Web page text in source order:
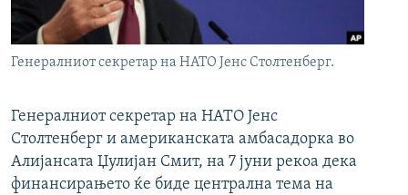
Генералниот секретар на НАТО Јенс Столтенберг.
Генералниот секретар на НАТО Јенс
Столтенберг и американската амбасадорка во
Алијансата Џулијан Смит, на 7 јуни рекоа дека
финансирањето ќе биде централна тема на